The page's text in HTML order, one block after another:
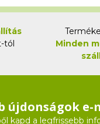
tól
Minden
újdonságok e-
kapd a legfrissebb